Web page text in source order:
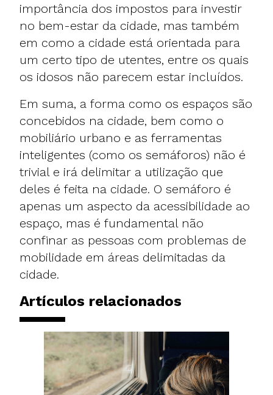
importância dos impostos para investir
no bem-estar da cidade, mas também
em como a cidade está orientada para
um certo tipo de utentes, entre os quais
os idosos não parecem estar incluídos.
Em suma, a forma como os espaços são
concebidos na cidade, bem como o
mobiliário urbano e as ferramentas
inteligentes (como os semáforos) não é
trivial e irá delimitar a utilização que
deles é feita na cidade. O semáforo é
apenas um aspecto da acessibilidade ao
espaço, mas é fundamental não
confinar as pessoas com problemas de
mobilidade em áreas delimitadas da
cidade.
Artículos relacionados